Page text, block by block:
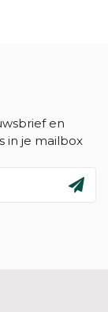
en
in je mailbox